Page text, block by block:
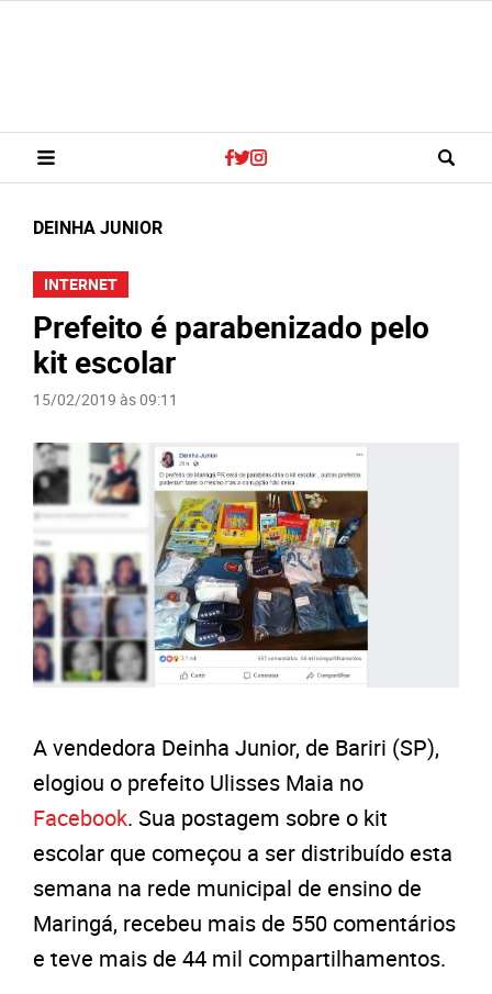
DEINHA JUNIOR
INTERNET
Prefeito é parabenizado pelo
kit escolar
15/02/2019 às 09:11
A vendedora Deinha Junior, de Bariri (SP),
elogiou o prefeito Ulisses Maia no
Facebook. Sua postagem sobre o kit
escolar que começou a ser distribuído esta
semana na rede municipal de ensino de
Maringá, recebeu mais de 550 comentários
e teve mais de 44 mil compartilhamentos.